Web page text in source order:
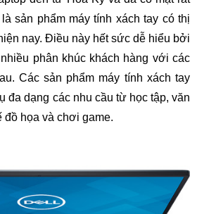
sản phẩm máy tính xách tay có thị
nay. Điều này hết sức dễ hiểu bởi
phân khúc khách hàng với các
Các sản phẩm máy tính xách tay
đa dạng các nhu cầu từ học tập, văn
đồ họa và chơi game.